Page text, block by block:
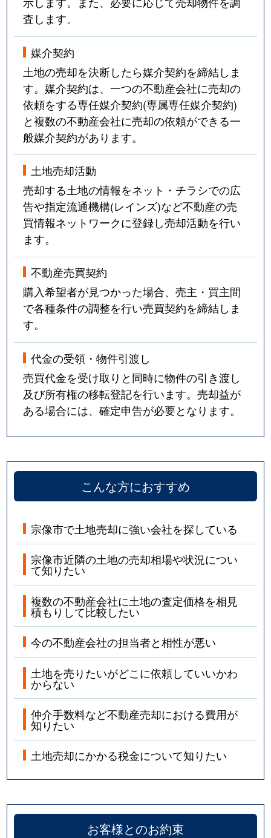
査します。
媒介契約
土地の売却を決断したら媒介契約を締結しま
す。媒介契約は、一つの不動産会社に売却の
依頼をする専任媒介契約(専属専任媒介契約)
と複数の不動産会社に売却の依頼ができる一
般媒介契約があります。
土地売却活動
売却する土地の情報をネット・チラシでの広
告や指定流通機構(レインズ)など不動産の売
買情報ネットワークに登録し売却活動を行い
ます。
不動産売買契約
購入希望者が見つかった場合、売主・買主間
で各種条件の調整を行い売買契約を締結しま
す。
代金の受領・物件引渡し
売買代金を受け取りと同時に物件の引き渡し
及び所有権の移転登記を行います。売却益が
ある場合には、確定申告が必要となります。
こんな方におすすめ
宗像市で土地売却に強い会社を探している
宗像市近隣の土地の売却相場や状況につい
て知りたい
複数の不動産会社に土地の査定価格を相見
積もりして比較したい
今の不動産会社の担当者と相性が悪い
土地を売りたいがどこに依頼していいかわ
からない
仲介手数料など不動産売却における費用が
知りたい
土地売却にかかる税金について知りたい
お客様とのお約束